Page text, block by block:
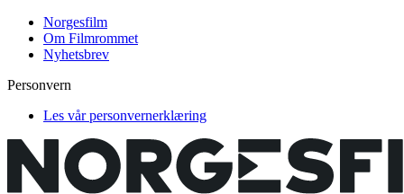
Norgesfilm
Om Filmrommet
Nyhetsbrev
Personvern
Les vår personvernerklæring